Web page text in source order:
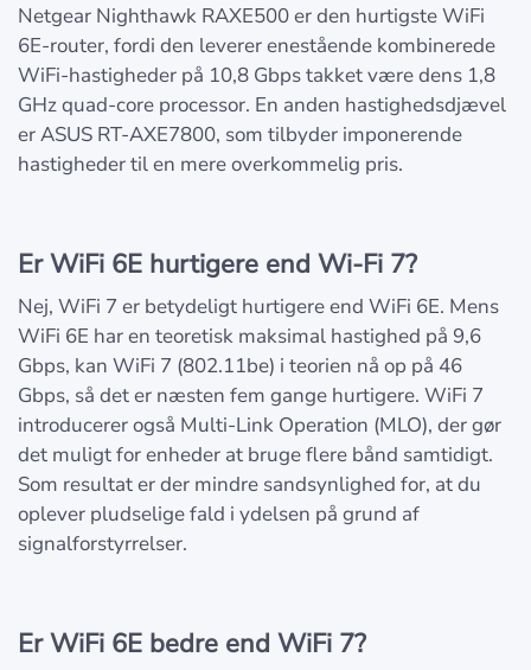
Netgear Nighthawk RAXE500 er den hurtigste WiFi
6E-router, fordi den leverer enestående kombinerede
WiFi-hastigheder på 10,8 Gbps takket være dens 1,8
GHz quad-core processor. En anden hastighedsdjævel
er ASUS RT-AXE7800, som tilbyder imponerende
hastigheder til en mere overkommelig pris.
Er WiFi 6E hurtigere end Wi-Fi 7?
Nej, WiFi 7 er betydeligt hurtigere end WiFi 6E. Mens
WiFi 6E har en teoretisk maksimal hastighed på 9,6
Gbps, kan WiFi 7 (802.11be) i teorien nå op på 46
Gbps, så det er næsten fem gange hurtigere. WiFi 7
introducerer også Multi-Link Operation (MLO), der gør
det muligt for enheder at bruge flere bånd samtidigt.
Som resultat er der mindre sandsynlighed for, at du
oplever pludselige fald i ydelsen på grund af
signalforstyrrelser.
Er WiFi 6E bedre end WiFi 7?